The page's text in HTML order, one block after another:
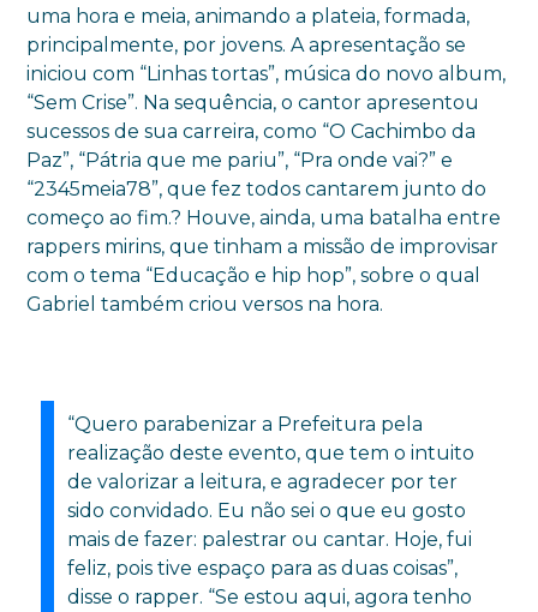
uma hora e meia, animando a plateia, formada,
principalmente, por jovens. A apresentação se
iniciou com “Linhas tortas”, música do novo album,
“Sem Crise”. Na sequência, o cantor apresentou
sucessos de sua carreira, como “O Cachimbo da
Paz”, “Pátria que me pariu”, “Pra onde vai?” e
“2345meia78”, que fez todos cantarem junto do
começo ao fim.? Houve, ainda, uma batalha entre
rappers mirins, que tinham a missão de improvisar
com o tema “Educação e hip hop”, sobre o qual
Gabriel também criou versos na hora.
“Quero parabenizar a Prefeitura pela
realização deste evento, que tem o intuito
de valorizar a leitura, e agradecer por ter
sido convidado. Eu não sei o que eu gosto
mais de fazer: palestrar ou cantar. Hoje, fui
feliz, pois tive espaço para as duas coisas”,
disse o rapper. “Se estou aqui, agora tenho